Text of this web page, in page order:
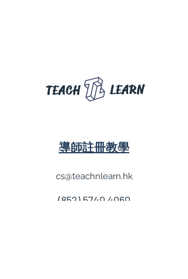
LEARN
TEACH
導師註冊教學
cs@teachnlearn.hk
(852) 5740 4060